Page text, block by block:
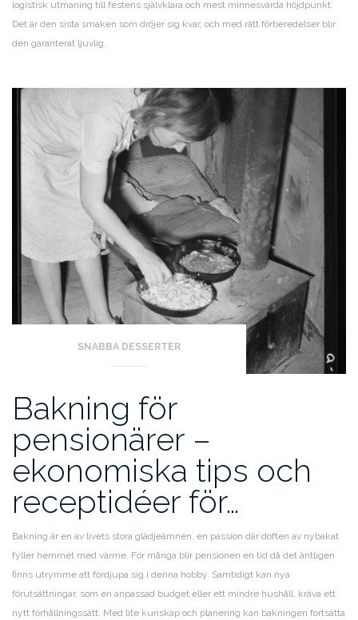
logistisk utmaning till festens självklara och mest minnesvärda höjdpunkt.
Det är den sista smaken som dröjer sig kvar, och med rätt förberedelser blir
den garanterat ljuvlig.
SNABBA DESSERTER
Bakning för
pensionärer –
ekonomiska tips och
receptidéer för…
Bakning är en av livets stora glädjeämnen, en passion där doften av nybakat
fyller hemmet med värme. För många blir pensionen en tid då det äntligen
finns utrymme att fördjupa sig i denna hobby. Samtidigt kan nya
förutsättningar, som en anpassad budget eller ett mindre hushåll, kräva ett
nytt förhållningssätt. Med lite kunskap och planering kan bakningen fortsätta